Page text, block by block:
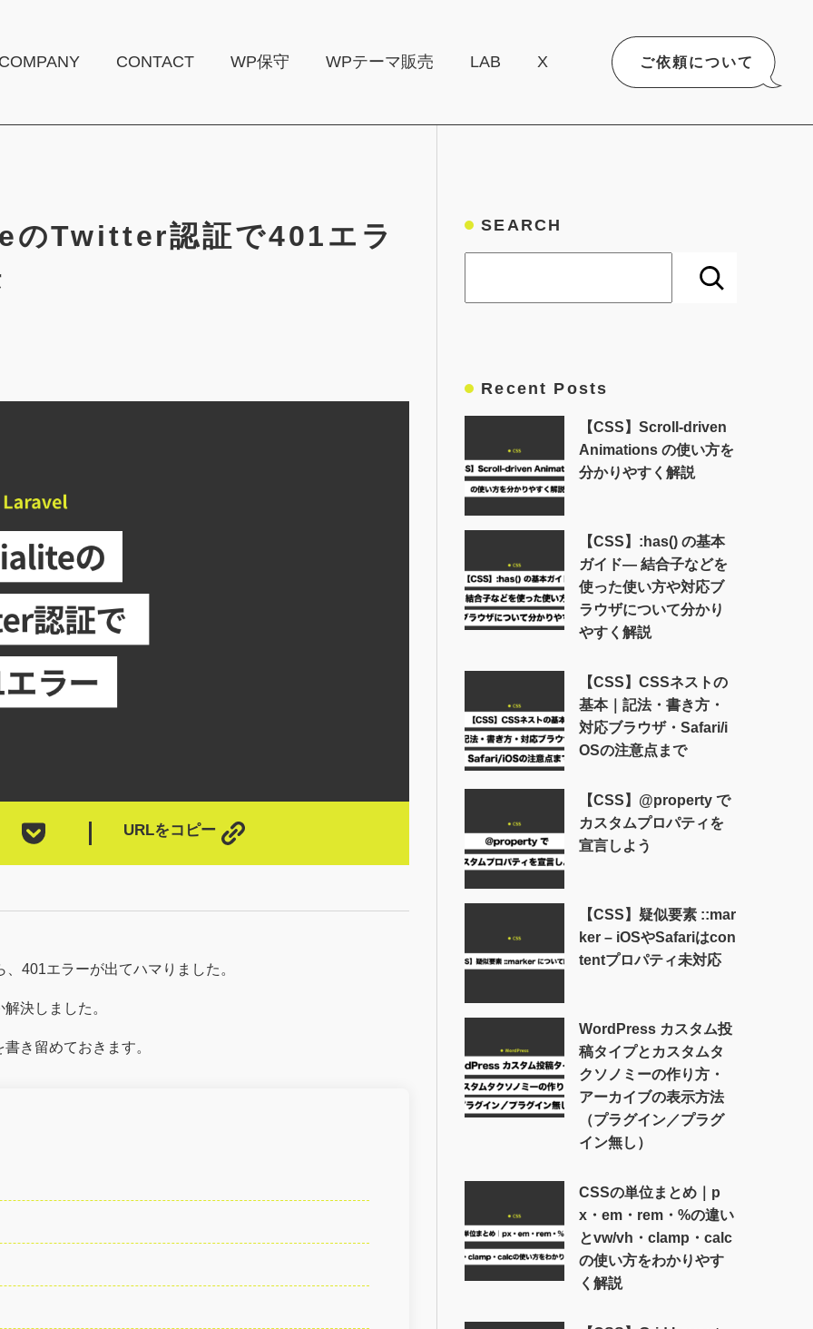
CONTACT WP保守 WPテーマ販売 LAB X ご依頼について
Twitter認証で401エラ
URLをコピー
401エラーが出てハマりました。
決しました。
き留めておきます。
SEARCH
Recent Posts
【CSS】Scroll-driven
Animations の使い方を
分かりやすく解説
【CSS】:has() の基本
ガイド― 結合子などを
使った使い方や対応ブ
ラウザについて分かり
やすく解説
【CSS】CSSネストの
基本｜記法・書き方・
対応ブラウザ・Safari/i
OSの注意点まで
【CSS】@property で
カスタムプロパティを
宣言しよう
【CSS】疑似要素 ::mar
ker – iOSやSafariはcon
tentプロパティ未対応
WordPress カスタム投
稿タイプとカスタムタ
クソノミーの作り方・
アーカイブの表示方法
（プラグイン／プラグ
イン無し）
CSSの単位まとめ｜p
x・em・rem・%の違い
とvw/vh・clamp・calc
の使い方をわかりやす
く解説